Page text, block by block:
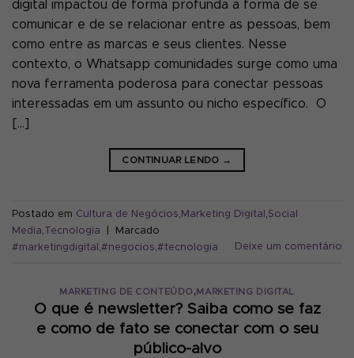
digital impactou de forma profunda a forma de se
comunicar e de se relacionar entre as pessoas, bem
como entre as marcas e seus clientes. Nesse
contexto, o Whatsapp comunidades surge como uma
nova ferramenta poderosa para conectar pessoas
interessadas em um assunto ou nicho específico. O
[…]
CONTINUAR LENDO →
Postado em Cultura de Negócios, Marketing Digital ,Social
Media,Tecnologia
Marcado
#marketingdigital ,#negocios,#tecnologia Deixe um comentário
MARKETING DE CONTEÚDO ,MARKETING DIGITAL
O que é newsletter? Saiba como se faz
e como de fato se conectar com o seu
público-alvo